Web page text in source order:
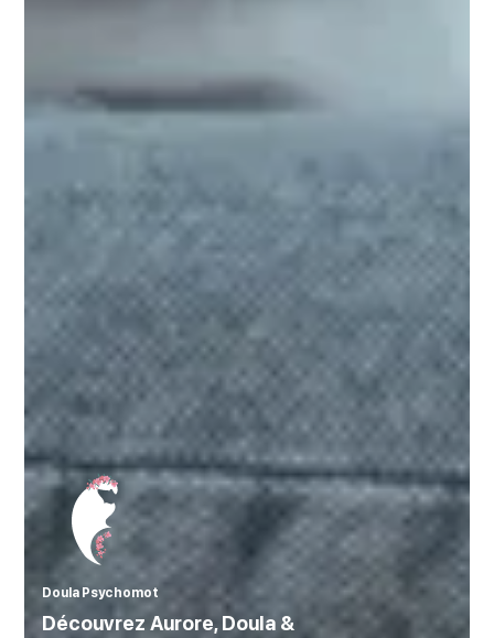
Doula Psychomot
Découvrez Aurore, Doula &